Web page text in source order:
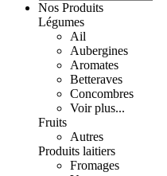
Nos Produits
Légumes
Ail
Aubergines
Aromates
Betteraves
Concombres
Voir plus...
Fruits
Autres
Produits laitiers
Fromages